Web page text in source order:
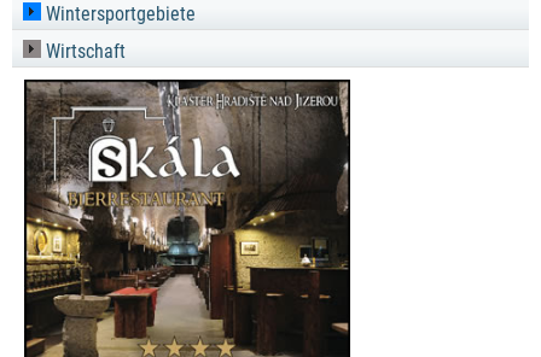
Wintersportgebiete
Wirtschaft